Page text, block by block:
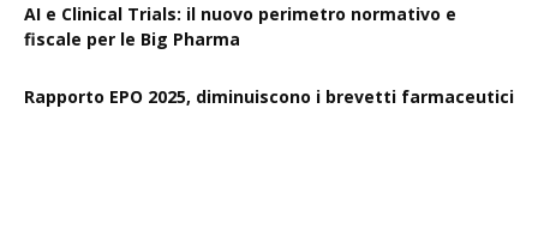
AI e Clinical Trials: il nuovo perimetro normativo e
fiscale per le Big Pharma
Rapporto EPO 2025, diminuiscono i brevetti farmaceutici